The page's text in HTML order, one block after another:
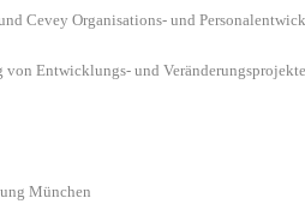
Cevey Organisations- und
Entwicklungs- und
München